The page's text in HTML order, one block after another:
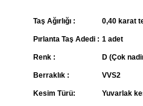
Taş Ağırlığı : 0,40 karat
Pırlanta Taş Adedi : 1 adet
Renk : D (Çok
Berraklık : VVS2
Kesim Türü: Yuvarlak